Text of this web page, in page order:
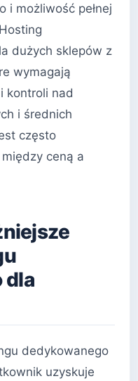
i możliwość pełnej
dużych sklepów z
wymagają
kontroli nad
i średnich
często
ceną a
dla
dedykowanego
uzyskuje